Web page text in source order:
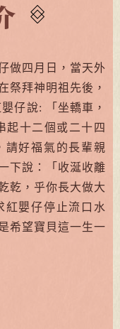
做四月日，當天外
祭拜神明祖先後，
仔說: 「坐轎車，
起十二個或二十四
請好福氣的長輩親
下說：「收涎收離
乾，乎你長大做大
紅嬰仔停止流口水
希望寶貝這一生一